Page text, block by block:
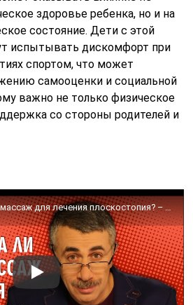
здоровье ребенка, но и на
состояние. Дети с этой
испытывать дискомфорт при
спортом, что может
самооценки и социальной
важно не только физическое
со стороны родителей и
Эффективна ли обувь и массаж для лечения плоскостопия? – Доктор Комаровский